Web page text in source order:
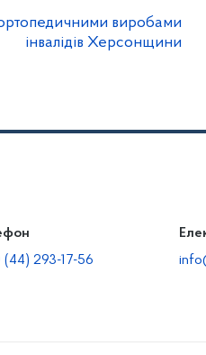
виробами
інвалідів Херсонщини
(44) 293-17-56